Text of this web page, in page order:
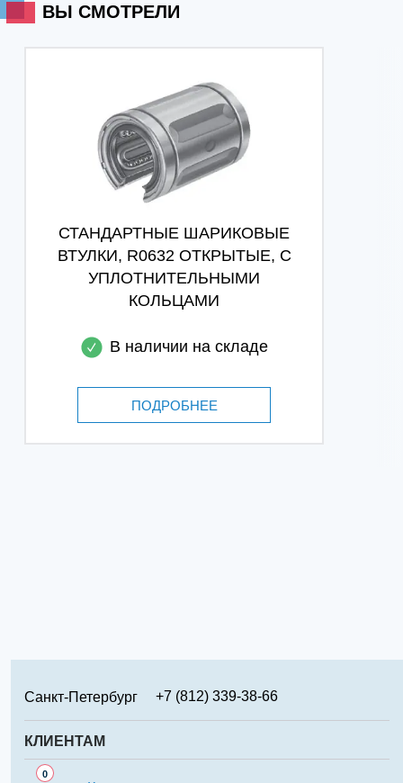
ВЫ СМОТРЕЛИ
СТАНДАРТНЫЕ ШАРИКОВЫЕ
ВТУЛКИ, R0632 ОТКРЫТЫЕ, С
УПЛОТНИТЕЛЬНЫМИ
КОЛЬЦАМИ
В наличии на складе
ПОДРОБНЕЕ
Санкт-Петербург
+7 (812) 339-38-66
Москва
+7 (499) 346-65-02
КЛИЕНТАМ
Сервис
0